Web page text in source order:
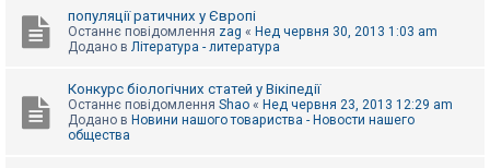
ш
к
популяції ратичних у Європі
Останнє повідомлення zag « Нед червня 30, 2013 1:03 am
Додано в Література - литература
Конкурс біологічних статей у Вікіпедії
Останнє повідомлення Shao « Нед червня 23, 2013 12:29 am
Додано в Новини нашого товариства - Новости нашего
общества